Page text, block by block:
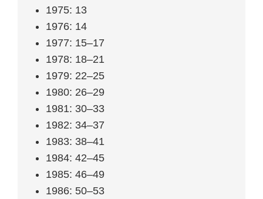
1975: 13
1976: 14
1977: 15–17
1978: 18–21
1979: 22–25
1980: 26–29
1981: 30–33
1982: 34–37
1983: 38–41
1984: 42–45
1985: 46–49
1986: 50–53